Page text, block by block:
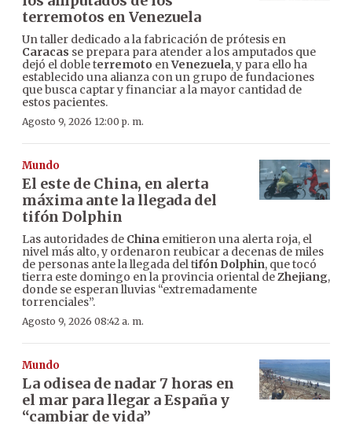
terremotos en Venezuela
Un taller dedicado a la fabricación de prótesis en
Caracas se prepara para atender a los amputados que
dejó el doble terremoto enVenezuela, y para ello ha
establecido una alianza con un grupo de fundaciones
que busca captar y financiar a la mayor cantidad de
estos pacientes.
Agosto 9, 2026 12:00 p. m.
Mundo
El este de China, en alerta
máxima ante la llegada del
tifón Dolphin
Las autoridades de China emitieron una alerta roja, el
nivel más alto, y ordenaron reubicar a decenas de miles
de personas ante la llegada del tifón Dolphin, que tocó
tierra este domingo en la provincia oriental deZhejiang,
donde se esperan lluvias “extremadamente
torrenciales”.
Agosto 9, 2026 08:42 a. m.
Mundo
La odisea de nadar 7 horas en
el mar para llegar a España y
“cambiar de vida”